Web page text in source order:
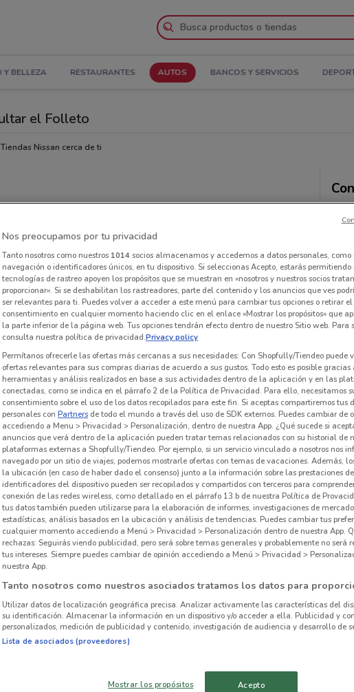
Y BELLEZA RESTAURANTES AUTOS BANCOS Y SERVICIOS
el Folleto
Tiendas Nissan cerca de ti
1.4 km
Nos preocupamos por tu privacidad
Tanto nosotros como nuestros 1014socios almacenamos y accedemos a datos personales, como
navegación o identificadores únicos, en tu dispositivo. Si seleccionas Acepto, estarás
tecnologías de rastreo apoyen los propósitos que se muestran en «nosotros y nuestros socios
proporcionar». Si se deshabilitan los rastreadores, parte del contenido y los anuncios que ves
ser relevantes para ti. Puedes volver a acceder a este menú para cambiar tus opciones o retirar el
consentimiento en cualquier momento haciendo clic en el enlace «Mostrar los propósitos» que
la parte inferior de la página web. Tus opciones tendrán efecto dentro de nuestro Sitio web. Para
consulta nuestra política de privacidad.Privacy policy
Permítanos ofrecerle las ofertas más cercanas a sus necesidades: Con Shopfully/Tiendeo puede
ofertas relevantes para sus compras diarias de acuerdo a sus gustos. Todo esto es posible gracias
herramientas y análisis realizados en base a sus actividades dentro de la aplicación y en las
conectadas, como se indica en el párrafo 2 de la Política de Privacidad. Para ello, necesitamos
consentimiento sobre el uso de los datos recopilados para este fin. Si aceptas compartiremos tus
personales con Partners de todo el mundo a través del uso de SDK externos. Puedes cambiar de
accediendo a Menu > Privacidad > Personalización, dentro de nuestra App. ¿Qué sucede si
anuncios que verá dentro de la aplicación pueden tratar temas relacionados con su historial de
plataformas externas a Shopfully/Tiendeo. Por ejemplo, si un servicio vinculado a nosotros nos
navegado por un sitio de viajes, podemos mostrarle ofertas con temas de vacaciones. Además,
la ubicación (en caso de haber dado el consenso) junto a la información sobre las prestaciones
identificadores del dispositivo pueden ser recopilados y compartidos con terceros para
conexión de las redes wireless, como detallado en el párrafo 13.b de nuestra Política de
tus datos también pueden utilizarse para la elaboración de informes, investigaciones de
estadísticas, análisis basados en la ubicación y análisis de tendencias. Puedes cambiar tus
cualquier momento accediendo a Menú > Privacidad > Personalización dentro de nuestra App.
rechazas: Seguirás viendo publicidad, pero será sobre temas generales y probablemente no será
tus intereses. Siempre puedes cambiar de opinión accediendo a Menú > Privacidad >
nuestra App.
Tanto nosotros como nuestros asociados tratamos los datos para
Utilizar datos de localización geográfica precisa. Analizar activamente las características del
su identificación. Almacenar la información en un dispositivo y/o acceder a ella. Publicidad y
personalizados, medición de publicidad y contenido, investigación de audiencia y desarrollo de
Lista de asociados (proveedores)
Mostrar los propósitos Acepto